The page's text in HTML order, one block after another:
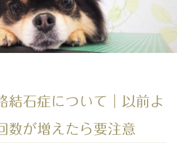
結石症について｜以前よ
数が増えたら要注意